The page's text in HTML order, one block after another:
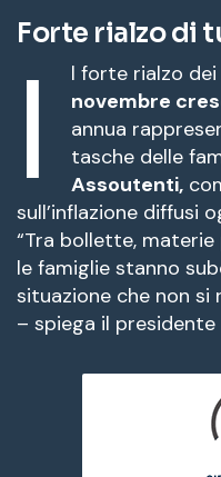
Forte rialzo di
I
l forte rialzo
novembre
annua
tasche delle
Assoutenti,
sull’inflazione diffusi
“Tra bollette,
le famiglie stanno
situazione che non
– spiega il presidente